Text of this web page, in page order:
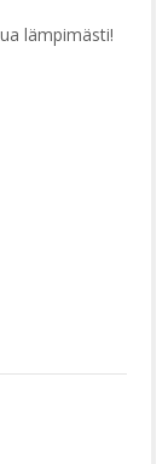
lämpimästi!